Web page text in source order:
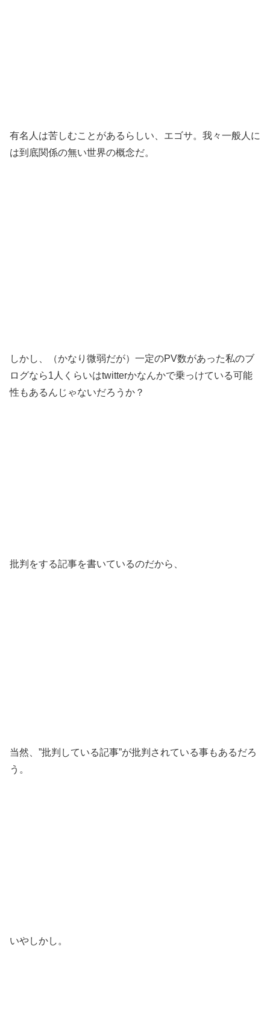
有名人は苦しむことがあるらしい、エゴサ。我々一般人に
は到底関係の無い世界の概念だ。
しかし、（かなり微弱だが）一定のPV数があった私のブ
ログなら1人くらいはtwitterかなんかで乗っけている可能
性もあるんじゃないだろうか？
批判をする記事を書いているのだから、
当然、”批判している記事”が批判されている事もあるだろ
う。
いやしかし。